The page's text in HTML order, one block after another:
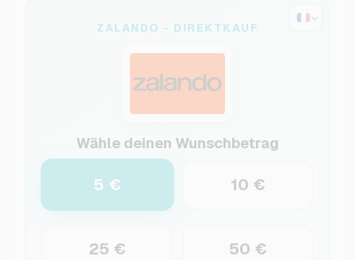
ZALANDO - DIREKTKAUF
Wähle deinen Wunschbetrag
5 € 10 €
25 € 50 €